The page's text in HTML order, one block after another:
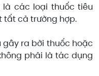
các loại thuốc tiêu
tất cả trường hợp.
gây ra bởi thuốc hoặc
phải là tác dụng